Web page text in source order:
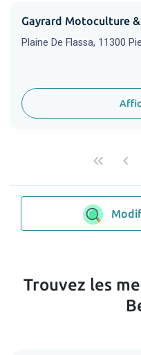
Gayrard Motoculture
Plaine De Flassa, 11300
keyboard_double_arrow_left keyboard_arrow_left
Trouvez les